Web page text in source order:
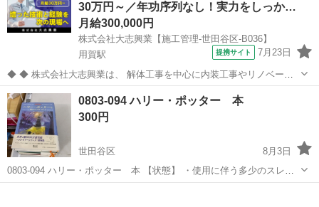
状...
30万円～／年功序列なし！実力をしっか…
月給300,000円
株式会社大志興業【施工管理-世田谷区-B036】
用賀駅
提携サイト 7月23日
◆ ◆ 株式会社大志興業は、 解体工事を中心に内装工事やリノベーシ
ョン工事まで幅広く手掛ける総合建設企業です。 住宅・店舗・ビルな
ど多様な現場に対応し、解体から施工、廃棄物処理まで一貫して行っ
ています。 20代～40代の...
東京 世田谷区 その他
0803-094 ハリー・ポッター 本
300円
世田谷区
8月3日
0803-094 ハリー・ポッター 本 【状態】 ・使用に伴う多少のスレ、
キズ、落としきれない汚れなどございます ・詳細は現地でご確認くだ